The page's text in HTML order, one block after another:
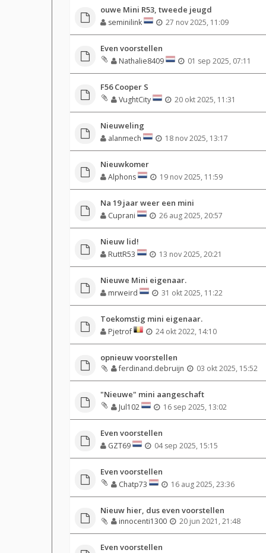
ouwe Mini R53, tweede jeugd
seminilink 27 nov 2025, 11:09
Even voorstellen
Nathalie8409 01 sep 2025, 07:11
F56 Cooper S
VughtCity 20 okt 2025, 11:31
Nieuweling
alanmech 18 nov 2025, 13:17
Nieuwkomer
Alphons 19 nov 2025, 11:59
Na 19 jaar weer een mini
Cuprani 26 aug 2025, 20:57
Nieuw lid!
RuttR53 13 nov 2025, 20:21
Nieuwe Mini eigenaar.
mrweird 31 okt 2025, 11:22
Toekomstig mini eigenaar.
Pjetrof 24 okt 2022, 14:10
opnieuw voorstellen
ferdinand.debruijn 03 okt 2025, 15:52
"Nieuwe" mini aangeschaft
Jul102 16 sep 2025, 13:02
Even voorstellen
GZT69 04 sep 2025, 15:15
Even voorstellen
Chatp73 16 aug 2025, 23:36
Nieuw hier, dus even voorstellen
innocenti1300 20 jun 2021, 21:48
Even voorstellen